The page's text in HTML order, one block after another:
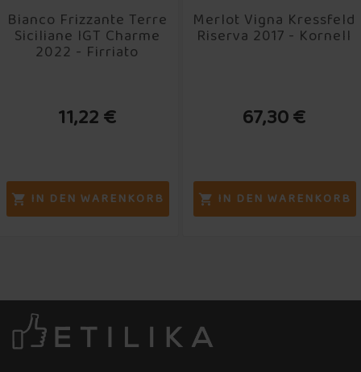
Bianco Frizzante Terre
Siciliane IGT Charme
2022 - Firriato
11,22 €
 IN DEN WARENKORB
Merlot Vigna Kressfeld
Riserva 2017 - Kornell
67,30 €
 IN DEN WARENKORB